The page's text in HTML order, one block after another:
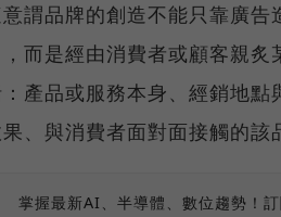
謂品牌的創造不能只靠廣
而是經由消費者或顧客親
產品或服務本身、經銷地
、與消費者面對面接觸的該
掌握最新AI、半導體、數位趨勢！